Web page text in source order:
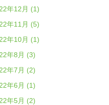
年12月 (1)
年11月 (5)
年10月 (1)
年8月 (3)
年7月 (2)
年6月 (1)
年5月 (2)